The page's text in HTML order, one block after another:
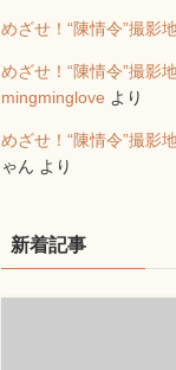
めざせ！“陳情令”撮影
めざせ！“陳情令”撮影
mingminglove より
めざせ！“陳情令”撮影
ゃん より
新着記事